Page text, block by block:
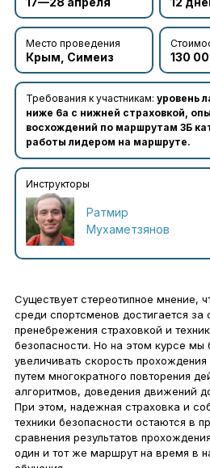
Место проведения
Крым, Симеиз 130
Требования к участникам: уровень
ниже 6а с нижней страховкой,
восхождений по маршрутам 3Б
работы лидером на маршруте.
Инструкторы
Ратмир
Мухаметзянов
Существует стереотипное мнение,
среди спортсменов достигается за
пренебрежения страховкой и
безопасности. Но на этом курсе мы
увеличивать скорость
путем многократного повторения
алгоритмов, доведения движений
При этом, надежная страховка и
техники безопасности остаются в
сравнения результатов
один и тот же маршрут на время в